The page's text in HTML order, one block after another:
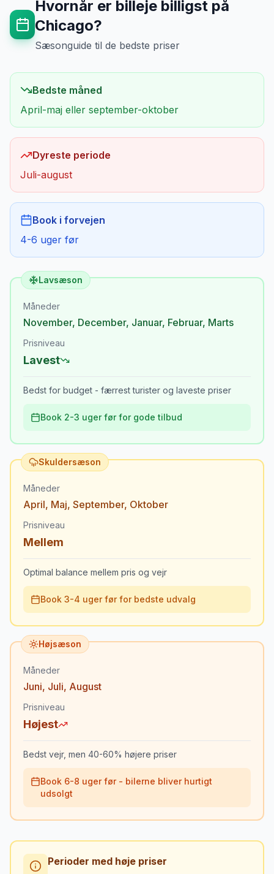
Hvornår er billeje billigst på
Chicago?
Sæsonguide til de bedste priser
Bedste måned
April-maj eller september-oktober
Dyreste periode
Juli-august
Book i forvejen
4-6 uger før
Lavsæson
Måneder
November, December, Januar, Februar, Marts
Prisniveau
Lavest
Bedst for budget - færrest turister og laveste priser
Book 2-3 uger før for gode tilbud
Skuldersæson
Måneder
April, Maj, September, Oktober
Prisniveau
Mellem
Optimal balance mellem pris og vejr
Book 3-4 uger før for bedste udvalg
Højsæson
Måneder
Juni, Juli, August
Prisniveau
Højest
Bedst vejr, men 40-60% højere priser
Book 6-8 uger før - bilerne bliver hurtigt
udsolgt
Perioder med høje priser